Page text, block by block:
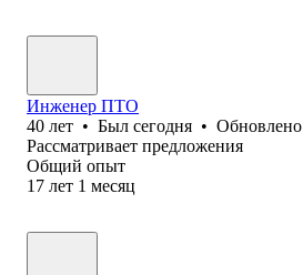
Инженер ПТО
40 лет • Был сегодня • Обновлено
Рассматривает предложения
Общий опыт
17 лет 1 месяц